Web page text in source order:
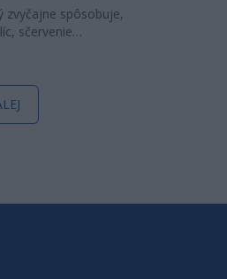
zvyčajne spôsobuje,
sčervenie…